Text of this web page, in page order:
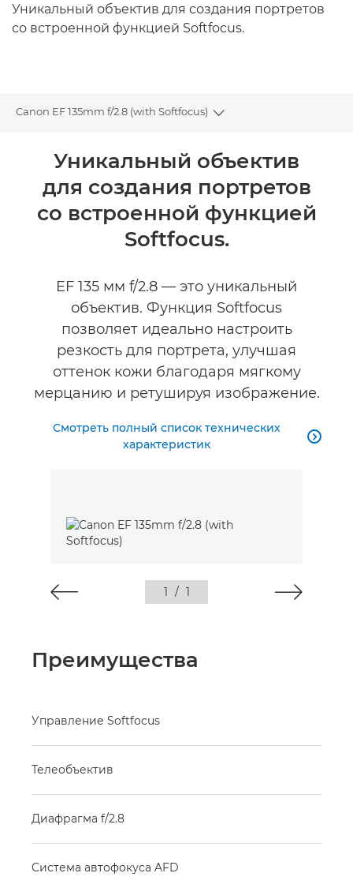
Уникальный объектив для создания портретов
со встроенной функцией Softfocus.
Canon EF 135mm f/2.8 (with Softfocus)
Toggle breadcrumbs
Общая информация
Технические характеристики
Уникальный объектив
для создания портретов
со встроенной функцией
Softfocus.
EF 135 мм f/2.8 — это уникальный
объектив. Функция Softfocus
позволяет идеально настроить
резкость для портрета, улучшая
оттенок кожи благодаря мягкому
мерцанию и ретушируя изображение.
Смотреть полный список технических
характеристик

1 / 1
Преимущества
Управление Softfocus
Телеобъектив
Диафрагма f/2.8
Система автофокуса AFD